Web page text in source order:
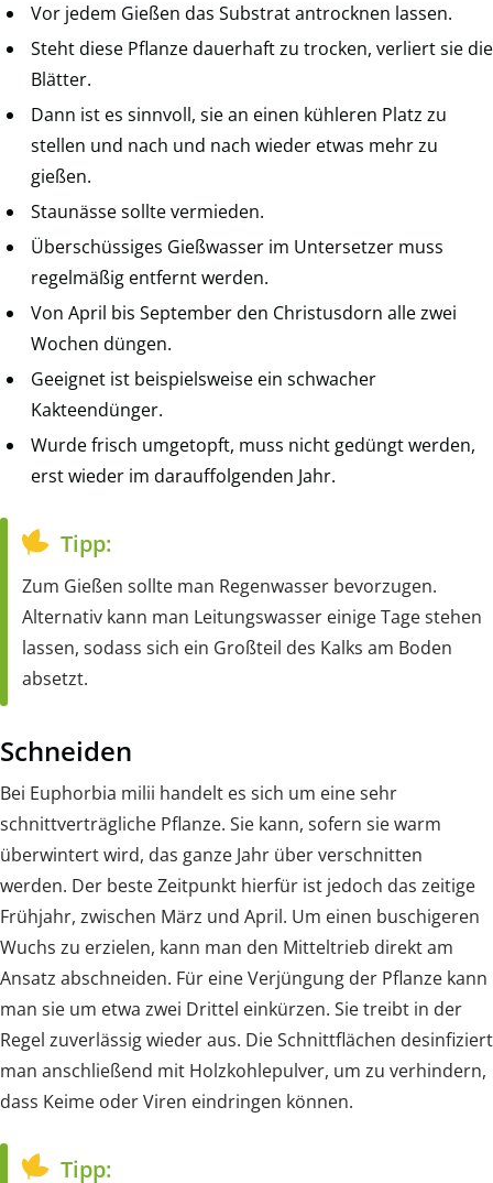
Vor jedem Gießen das Substrat antrocknen lassen.
Steht diese Pflanze dauerhaft zu trocken, verliert sie die
Blätter.
Dann ist es sinnvoll, sie an einen kühleren Platz zu
stellen und nach und nach wieder etwas mehr zu
gießen.
Staunässe sollte vermieden.
Überschüssiges Gießwasser im Untersetzer muss
regelmäßig entfernt werden.
Von April bis September den Christusdorn alle zwei
Wochen düngen.
Geeignet ist beispielsweise ein schwacher
Kakteendünger.
Wurde frisch umgetopft, muss nicht gedüngt werden,
erst wieder im darauffolgenden Jahr.
Tipp:
Zum Gießen sollte man Regenwasser bevorzugen.
Alternativ kann man Leitungswasser einige Tage stehen
lassen, sodass sich ein Großteil des Kalks am Boden
absetzt.
Schneiden
Bei Euphorbia milii handelt es sich um eine sehr
schnittverträgliche Pflanze. Sie kann, sofern sie warm
überwintert wird, das ganze Jahr über verschnitten
werden. Der beste Zeitpunkt hierfür ist jedoch das zeitige
Frühjahr, zwischen März und April. Um einen buschigeren
Wuchs zu erzielen, kann man den Mitteltrieb direkt am
Ansatz abschneiden. Für eine Verjüngung der Pflanze kann
man sie um etwa zwei Drittel einkürzen. Sie treibt in der
Regel zuverlässig wieder aus. Die Schnittflächen desinfiziert
man anschließend mit Holzkohlepulver, um zu verhindern,
dass Keime oder Viren eindringen können.
Tipp: